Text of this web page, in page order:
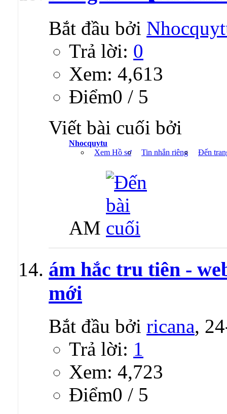
Bắt đầu bởi
Trả lời: 0
Xem: 4,613
Ðiểm0 / 5
Viết bài cuối bởi
Nhocquytu
Xem Hồ sơ
Tin nhắn riêng Đến
AM
ám hắc tru tiên -
mới
Bắt đầu bởi ricana,
Trả lời: 1
Xem: 4,723
Ðiểm0 / 5